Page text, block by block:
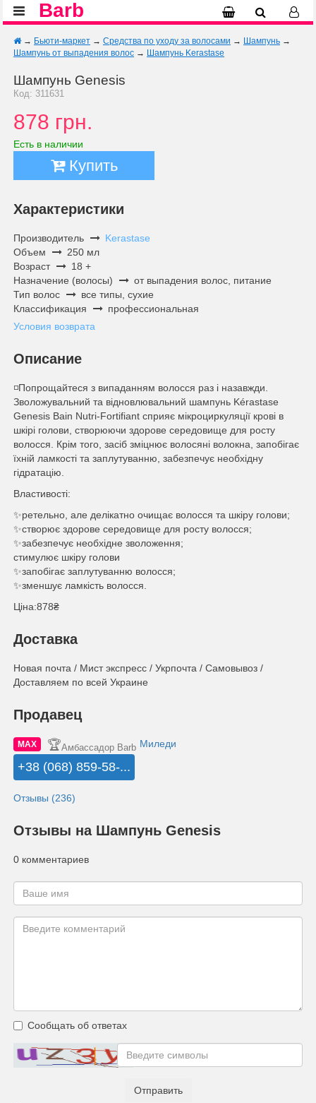
Barb
→ Бьюти-маркет → Средства по уходу за волосами → Шампунь →
Шампунь от выпадения волос → Шампунь Kerastase
Шампунь Genesis
Код: 311631
878 грн.
Есть в наличии
Купить
Характеристики
Производитель
Kerastase
Объем
250 мл
Возраст
18 +
Назначение (волосы)
от выпадения волос, питание
Тип волос
все типы, сухие
Классификация
профессиональная
Условия возврата
Описание
◽️Попрощайтеся з випаданням волосся раз і назавжди.
Зволожувальний та відновлювальний шампунь Kérastase
Genesis Bain Nutri-Fortifiant сприяє мікроциркуляції крові в
шкірі голови, створюючи здорове середовище для росту
волосся. Крім того, засіб зміцнює волосяні волокна, запобігає
їхній ламкості та заплутуванню, забезпечує необхідну
гідратацію.
Властивості:
✨ретельно, але делікатно очищає волосся та шкіру голови;
✨створює здорове середовище для росту волосся;
✨забезпечує необхідне зволоження;
стимулює шкіру голови
✨запобігає заплутуванню волосся;
✨зменшує ламкість волосся.
Ціна:878₴
Доставка
Новая почта / Мист экспресс / Укрпочта / Самовывоз /
Доставляем по всей Украине
Продавец
MAX 🏆Амбассадор Barb Миледи
+38 (068) 859-58-...
Отзывы (236)
Отзывы на Шампунь Genesis
0 комментариев
Сообщать об ответах
Отправить